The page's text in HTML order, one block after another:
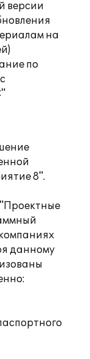
версии
на
по
8".
данному